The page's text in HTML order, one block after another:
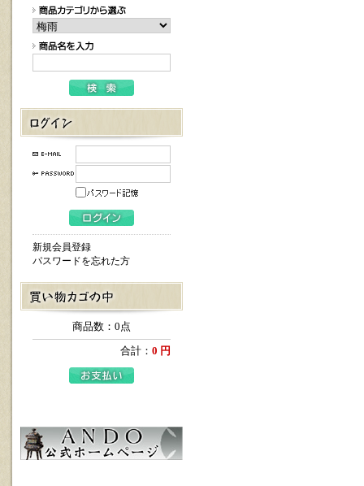
新規会員登録
パスワードを忘れた方
商品数：0点
合計： 0 円